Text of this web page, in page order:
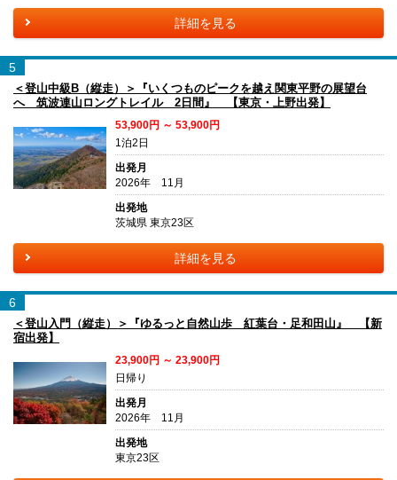
詳細を見る
5
＜登山中級B（縦走）＞『いくつものピークを越え関東平野の展望台
へ 筑波連山ロングトレイル 2日間』 【東京・上野出発】
53,900円 ～ 53,900円
1泊2日
出発月
2026年 11月
出発地
茨城県 東京23区
詳細を見る
6
＜登山入門（縦走）＞『ゆるっと自然山歩 紅葉台・足和田山』 【新
宿出発】
23,900円 ～ 23,900円
日帰り
出発月
2026年 11月
出発地
東京23区